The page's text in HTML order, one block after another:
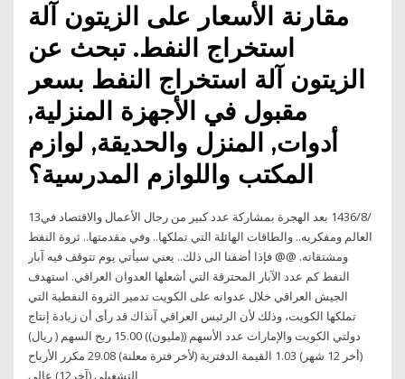
مقارنة الأسعار على الزيتون آلة
استخراج النفط. تبحث عن
الزيتون آلة استخراج النفط بسعر
مقبول في الأجهزة المنزلية,
أدوات, المنزل والحديقة, لوازم
المكتب واللوازم المدرسية؟
13‏‏/8‏‏/1436 بعد الهجرة بمشاركة عدد كبير من رجال الأعمال والاقتصاد في
العالم ومفكريه.. والطاقات الهائلة التي تملكها.. وفي مقدمتها.. ثروة النفط
ومشتقاته. @@ فإذا أضفنا الى ذلك.. يعني سيأتي يوم تتوقف فيه آبار
النفط كم عدد الآبار المحترقة التي أشعلها العدوان العراقي. استهدف
الجيش العراقي خلال عدوانه على الكويت تدمير الثروة النفطية التي
تملكها الكويت، وذلك لأن الرئيس العراقي آنذاك قد رأى أن زيادة إنتاج
دولتي الكويت والإمارات عدد الأسهم ((مليون)) 15.00 ربح السهم ( ريال)
(أخر 12 شهر) 1.03 القيمة الدفترية (لأخر فترة معلنة) 29.08 مكرر الأرباح